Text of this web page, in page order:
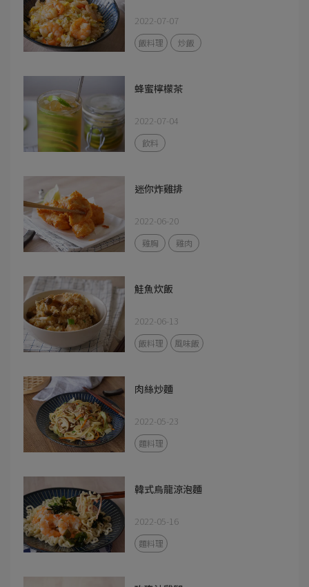
2022-07-07
飯料理 炒飯
蜂蜜檸檬茶
2022-07-04
飲料
迷你炸雞排
2022-06-20
雞胸 雞肉
鮭魚炊飯
2022-06-13
飯料理 風味飯
肉絲炒麵
2022-05-23
麵料理
韓式烏龍涼泡麵
2022-05-16
麵料理